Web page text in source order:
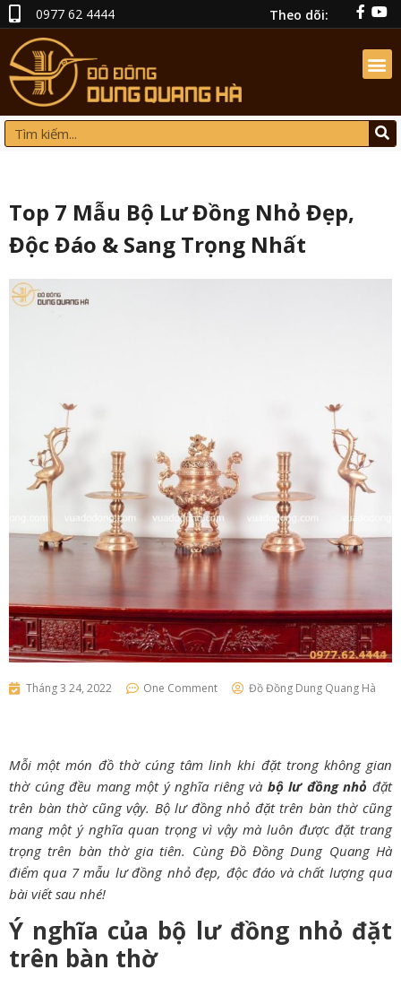
0977 62 4444 Theo dõi:
Top 7 Mẫu Bộ Lư Đồng Nhỏ Đẹp,
Độc Đáo & Sang Trọng Nhất
Tháng 3 24, 2022 One Comment Đồ Đồng Dung Quang Hà
Mỗi một món đồ thờ cúng tâm linh khi đặt trong không gian
thờ cúng đều mang một ý nghĩa riêng và bộ lư đồng nhỏ đặt
trên bàn thờ cũng vậy. Bộ lư đồng nhỏ đặt trên bàn thờ cũng
mang một ý nghĩa quan trọng vì vậy mà luôn được đặt trang
trọng trên bàn thờ gia tiên. Cùng Đồ Đồng Dung Quang Hà
điểm qua 7 mẫu lư đồng nhỏ đẹp, độc đáo và chất lượng qua
bài viết sau nhé!
Ý nghĩa của bộ lư đồng nhỏ đặt
trên bàn thờ